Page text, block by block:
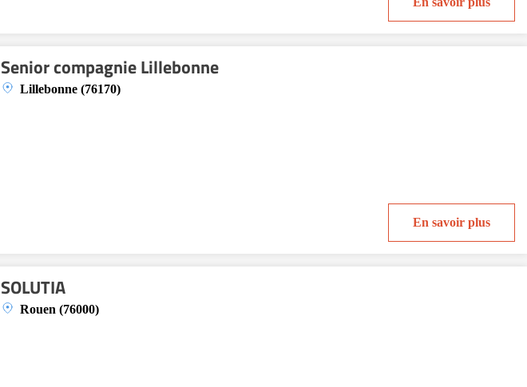
Senior compagnie Lillebonne
Lillebonne (76170)
En savoir plus
SOLUTIA
Rouen (76000)